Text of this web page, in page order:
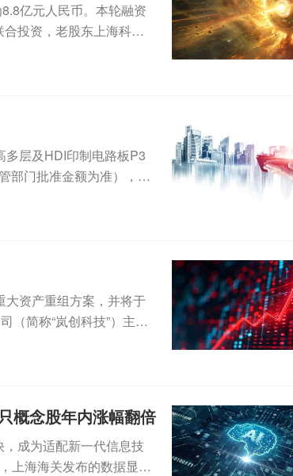
亿元人民币。本轮融资
投资，老股东上海科创
层及HDI印制电路板P3
部门批准金额为准），资
资产重组方案，并将于
（简称“岚创科技”）主要
概念股年内涨幅翻倍
成为适配新一代信息技
上海海关发布的数据显